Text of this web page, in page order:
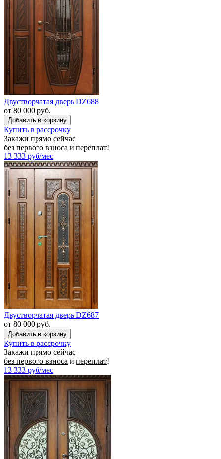
Двустворчатая дверь DZ688
от 80 000 руб.
Купить в рассрочку
Закажи прямо сейчас
без первого взноса и переплат!
13 333 руб/мес
Двустворчатая дверь DZ687
от 80 000 руб.
Купить в рассрочку
Закажи прямо сейчас
без первого взноса и переплат!
13 333 руб/мес